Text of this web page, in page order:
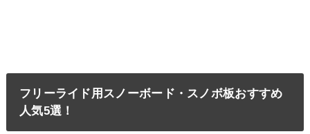
フリーライド用スノーボード・スノボ板おすすめ
人気5選！